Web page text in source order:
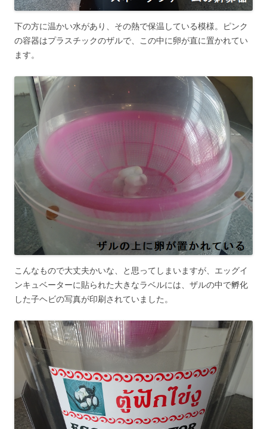
下の方に温かい水があり、その熱で保温している模様。ピンク
の容器はプラスチックのザルで、この中に卵が直に置かれてい
ます。
こんなもので大丈夫かいな、と思ってしまいますが、エッグイ
ンキュベーターに貼られた大きなラベルには、ザルの中で孵化
した子ヘビの写真が印刷されていました。